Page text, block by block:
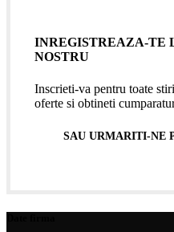
INREGISTREAZA-TE
NOSTRU
Inscrieti-va pentru toate
oferte si obtineti
SAU URMARITI-NE